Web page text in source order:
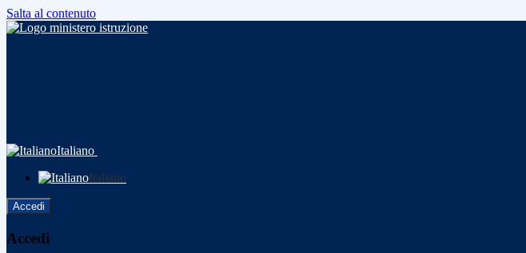
Salta al contenuto
Italiano
Italiano
Accedi
Accedi